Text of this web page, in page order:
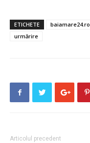
ETICHETE baiamare24.ro
urmărire
Articolul precedent